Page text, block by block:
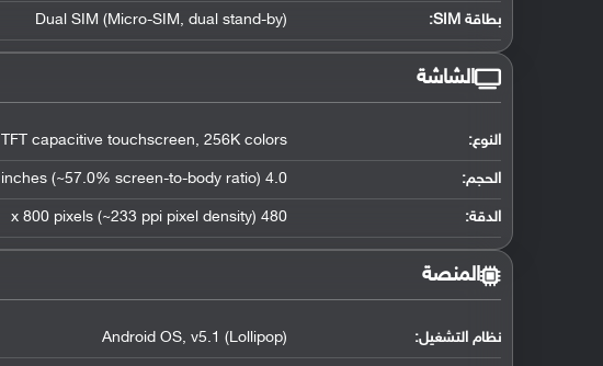
بطاقة SIM: Dual SIM (Micro-SIM, dual stand-by)
الشاشة
النوع: TFT capacitive touchscreen, 256K colors
الحجم: 4.0 inches (~57.0% screen-to-body ratio)
الدقة: 480 x 800 pixels (~233 ppi pixel density)
المنصة
نظام التشغيل:
Android OS, v5.1 (Lollipop)